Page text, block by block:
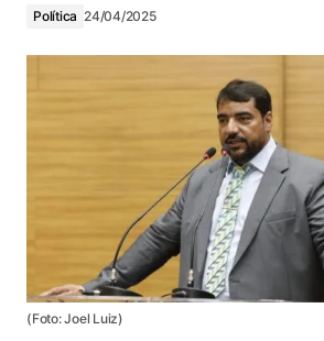
Política 24/04/2025
(Foto: Joel Luiz)